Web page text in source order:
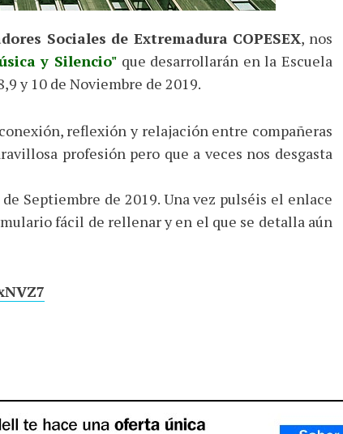
Sociales de Extremadura COPESEX, nos
y Silencio"que desarrollarán en la Escuela
y 10 de Noviembre de 2019.
reflexión y relajación entre compañeras
profesión pero que a veces nos desgasta
Septiembre de 2019. Una vez pulséis el enlace
fácil de rellenar y en el que se detalla aún